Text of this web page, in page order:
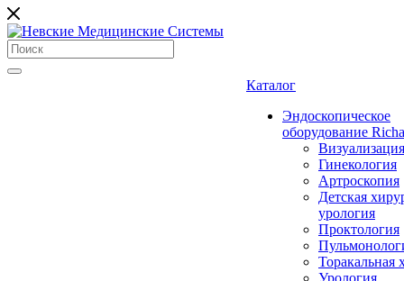
Каталог
Эндоскопическое
оборудование
Визуализация
Гинекология
Артроскопия
Детская
урология
Проктология
Торакальная
Урология